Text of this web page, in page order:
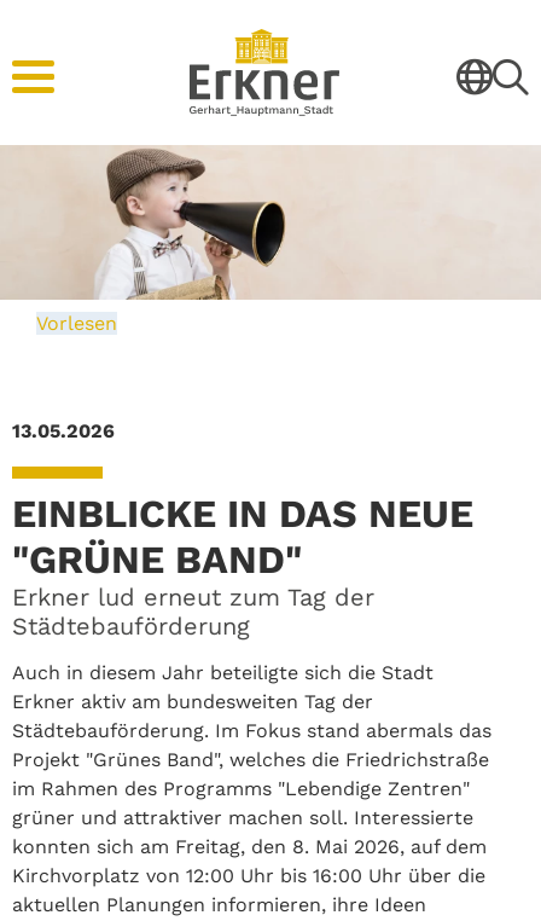
Vorlesen
13.05.2026
EINBLICKE IN DAS NEUE
"GRÜNE BAND"
Erkner lud erneut zum Tag der
Städtebauförderung
Auch in diesem Jahr beteiligte sich die Stadt
Erkner aktiv am bundesweiten Tag der
Städtebauförderung. Im Fokus stand abermals das
Projekt "Grünes Band", welches die Friedrichstraße
im Rahmen des Programms "Lebendige Zentren"
grüner und attraktiver machen soll. Interessierte
konnten sich am Freitag, den 8. Mai 2026, auf dem
Kirchvorplatz von 12:00 Uhr bis 16:00 Uhr über die
aktuellen Planungen informieren, ihre Ideen